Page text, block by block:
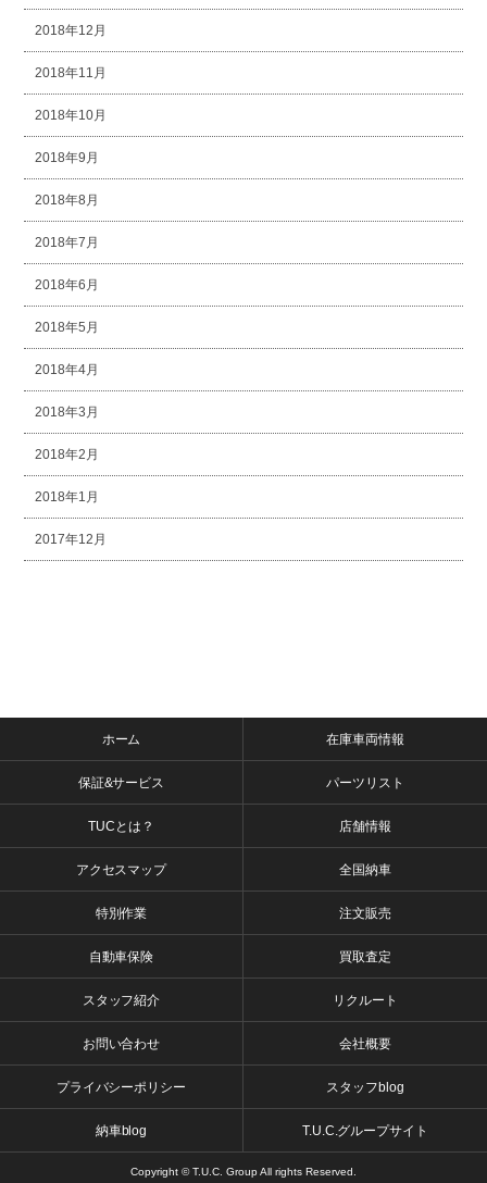
2018年12月
2018年11月
2018年10月
2018年9月
2018年8月
2018年7月
2018年6月
2018年5月
2018年4月
2018年3月
2018年2月
2018年1月
2017年12月
ホーム 在庫車両情報
保証&サービス パーツリスト
TUCとは？ 店舗情報
アクセスマップ 全国納車
特別作業 注文販売
自動車保険 買取査定
スタッフ紹介 リクルート
お問い合わせ 会社概要
プライバシーポリシー スタッフblog
納車blog T.U.C.グループサイト
Copyright © T.U.C. Group All rights Reserved.